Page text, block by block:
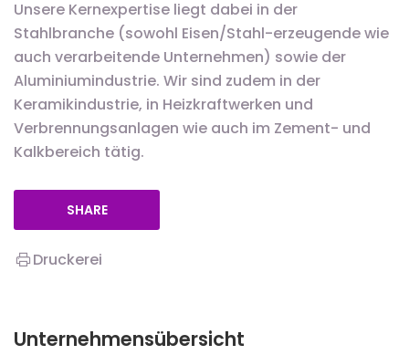
Unsere Kernexpertise liegt dabei in der
Stahlbranche (sowohl Eisen/Stahl-erzeugende wie
auch verarbeitende Unternehmen) sowie der
Aluminiumindustrie. Wir sind zudem in der
Keramikindustrie, in Heizkraftwerken und
Verbrennungsanlagen wie auch im Zement- und
Kalkbereich tätig.
SHARE
Druckerei
Unternehmensübersicht